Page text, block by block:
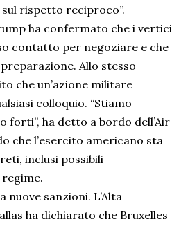
sul rispetto reciproco”.
ha confermato che i vertici
contatto per negoziare e che
Allo stesso
che un’azione militare
colloquio. “Stiamo
forti”, ha detto a bordo dell’Air
che l’esercito americano sta
inclusi possibili
nuove sanzioni. L’Alta
ha dichiarato che Bruxelles